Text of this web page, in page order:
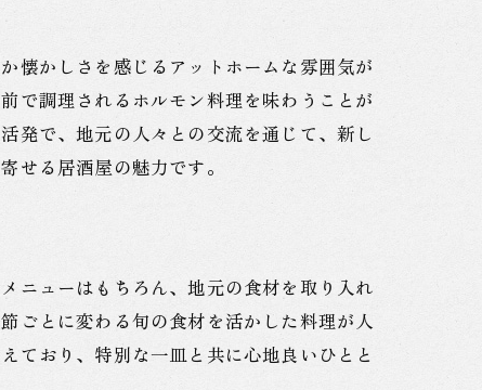
懐かしさを感じるアットホームな雰囲気が
で調理されるホルモン料理を味わうことが
発で、地元の人々との交流を通じて、新し
せる居酒屋の魅力です。
ニューはもちろん、地元の食材を取り入れ
ごとに変わる旬の食材を活かした料理が人
ており、特別な一皿と共に心地良いひとと